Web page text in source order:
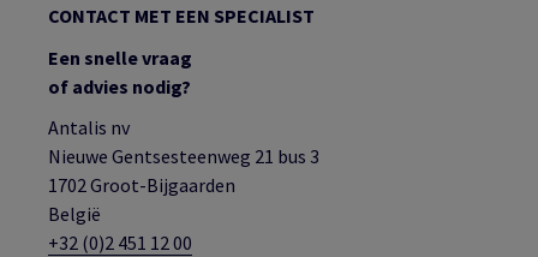
CONTACT MET EEN SPECIALIST
Een snelle vraag
of advies nodig?
Antalis nv
Nieuwe Gentsesteenweg 21 bus 3
1702 Groot-Bijgaarden
België
+32 (0)2 451 12 00